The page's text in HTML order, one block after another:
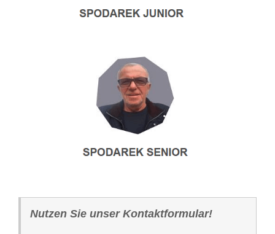
Nutzen Sie unser Kontaktformular!